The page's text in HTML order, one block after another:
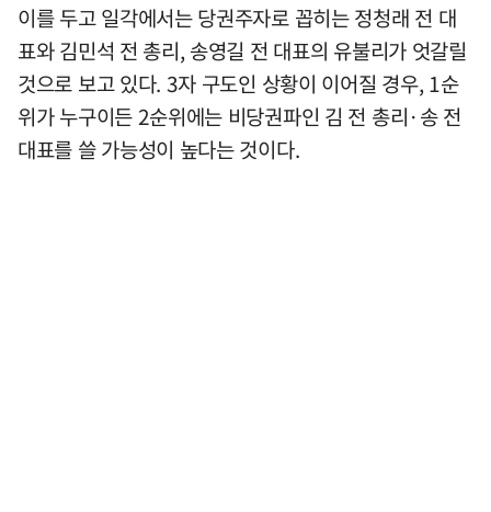
이를 두고 일각에서는 당권주자로 꼽히는 정청래 전 대
표와 김민석 전 총리, 송영길 전 대표의 유불리가 엇갈릴
것으로 보고 있다. 3자 구도인 상황이 이어질 경우, 1순
위가 누구이든 2순위에는 비당권파인 김 전 총리·송 전
대표를 쓸 가능성이 높다는 것이다.